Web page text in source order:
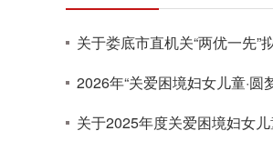
关于娄底市直机关“两优一先”
2026年“关爱困境妇女儿童·圆
关于2025年度关爱困境妇女